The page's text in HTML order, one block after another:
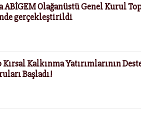
ABİGEM Olağanüstü Genel Kurul
gerçekleştirildi
Kırsal Kalkınma Yatırımlarının
Başladı!